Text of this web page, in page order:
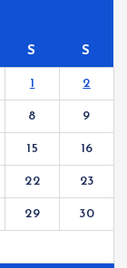
S S
1 2
8 9
15 16
22 23
29 30